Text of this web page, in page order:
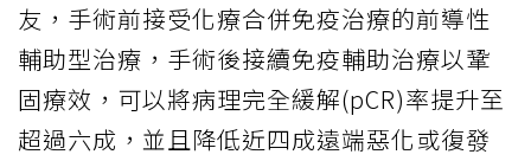
友，手術前接受化療合併免疫治療的前導性
輔助型治療，手術後接續免疫輔助治療以鞏
固療效，可以將病理完全緩解(pCR)率提升至
超過六成，並且降低近四成遠端惡化或復發